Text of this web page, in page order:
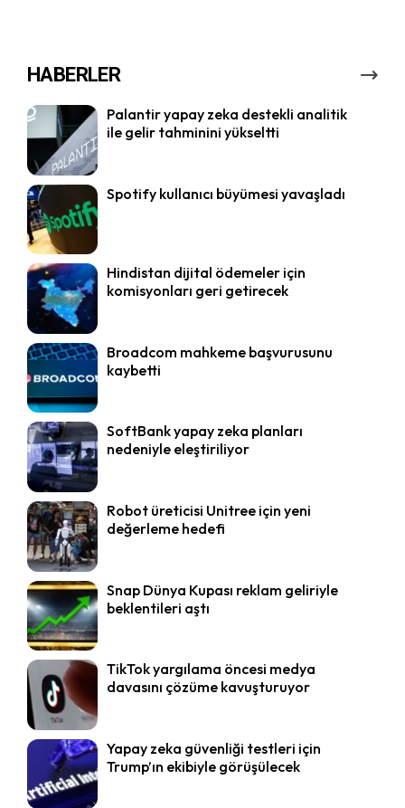
HABERLER
Palantir yapay zeka destekli analitik
ile gelir tahminini yükseltti
Spotify kullanıcı büyümesi yavaşladı
Hindistan dijital ödemeler için
komisyonları geri getirecek
Broadcom mahkeme başvurusunu
kaybetti
SoftBank yapay zeka planları
nedeniyle eleştiriliyor
Robot üreticisi Unitree için yeni
değerleme hedefi
Snap Dünya Kupası reklam geliriyle
beklentileri aştı
TikTok yargılama öncesi medya
davasını çözüme kavuşturuyor
Yapay zeka güvenliği testleri için
Trump’ın ekibiyle görüşülecek